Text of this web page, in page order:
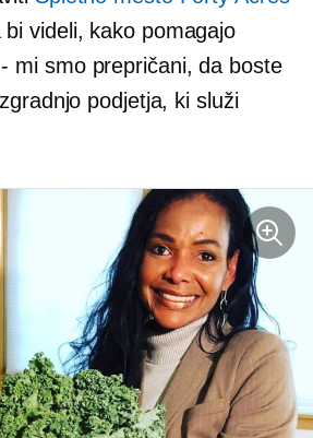
videli, kako pomagajo
mi smoprepričani, da boste
podjetja, ki služi